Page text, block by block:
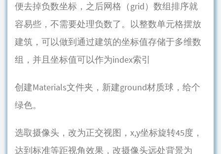
便去掉负数坐标，之后网格（grid）数组排序就
容易些，不需要处理负数了。以整数单元格摆放
建筑，可以做到通过建筑的坐标值存储于多维数
组，并且坐标值可以作为index索引
创建Materials文件夹，新建ground材质球，给个
绿色。
选取摄像头，改为正交视图，x,y坐标旋转45度，
达到标准等距视角效果，改摄像头远处背景为